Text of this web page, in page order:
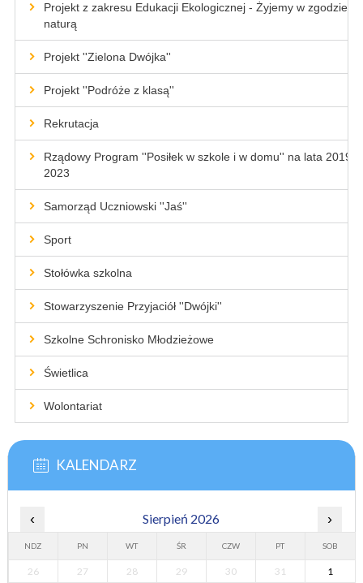
Projekt z zakresu Edukacji Ekologicznej - Żyjemy w zgodzie z
naturą
Projekt ''Zielona Dwójka''
Projekt ''Podróże z klasą''
Rekrutacja
Rządowy Program ''Posiłek w szkole i w domu'' na lata 2019-
2023
Samorząd Uczniowski ''Jaś''
Sport
Stołówka szkolna
Stowarzyszenie Przyjaciół ''Dwójki''
Szkolne Schronisko Młodzieżowe
Świetlica
Wolontariat
KALENDARZ
‹ Sierpień 2026 ›
NDZ PN WT ŚR CZW PT SOB
26 27 28 29 30 31
1